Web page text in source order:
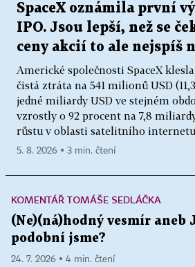
SpaceX oznámila první
IPO. Jsou lepší, než se
ceny akcií to ale nejspíš
Americké společnosti SpaceX
čistá ztráta na 541 milionů USD
jedné miliardy USD ve stejném
vzrostly o 92 procent na 7,8
růstu v oblasti satelitního
5. 8. 2026 ▪ 3 min. čtení
KOMENTÁŘ TOMÁŠE SEDLÁČKA
(Ne)(ná)hodný vesmír aneb
podobní jsme?
24. 7. 2026 ▪ 4 min. čtení